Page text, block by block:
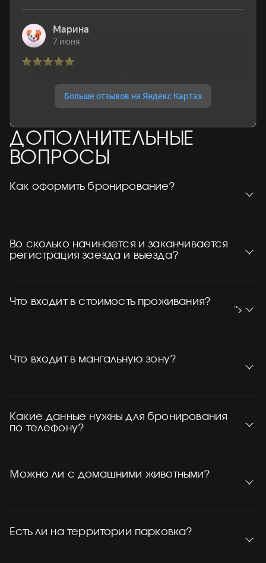
ДОПОЛНИТЕЛЬНЫЕ
ВОПРОСЫ
Как оформить бронирование?
Во сколько начинается и заканчивается
регистрация заезда и выезда?
Что входит в стоимость проживания?
'">
Что входит в мангальную зону?
Какие данные нужны для бронирования
по телефону?
Можно ли с домашними животными?
Есть ли на территории парковка?